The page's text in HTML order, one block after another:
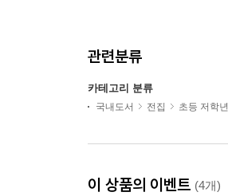
관련분류
카테고리 분류
국내도서 전집 초등 저학년
이 상품의 이벤트 (4개)